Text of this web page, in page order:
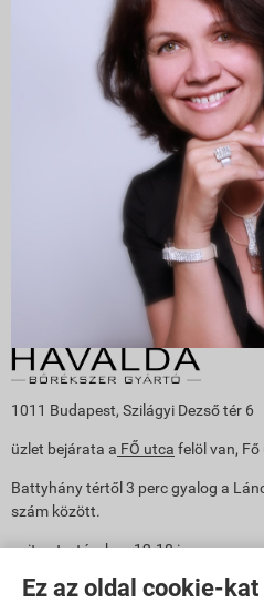
Ez az oldal cookie-
1011 Budapest, Szilágyi Dezső tér 6
üzlet bejárata a FŐ utca felöl van,
Battyhány tértől 3 perc gyalog a
szám között.
nyitva tartás: h-p: 12-18 ig
Mobil: Írisz +36 30 361 5945